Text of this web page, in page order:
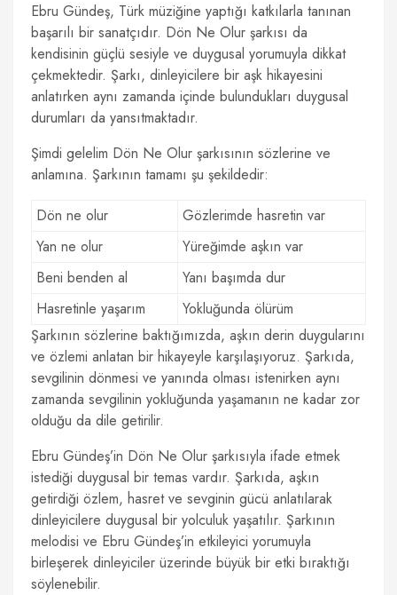
Ebru Gündeş, Türk müziğine yaptığı katkılarla tanınan
başarılı bir sanatçıdır. Dön Ne Olur şarkısı da
kendisinin güçlü sesiyle ve duygusal yorumuyla dikkat
çekmektedir. Şarkı, dinleyicilere bir aşk hikayesini
anlatırken aynı zamanda içinde bulundukları duygusal
durumları da yansıtmaktadır.
Şimdi gelelim Dön Ne Olur şarkısının sözlerine ve
anlamına. Şarkının tamamı şu şekildedir:
Dön ne olur
Gözlerimde hasretin var
Yan ne olur
Yüreğimde aşkın var
Beni benden al
Yanı başımda dur
Hasretinle yaşarım
Yokluğunda ölürüm
Şarkının sözlerine baktığımızda, aşkın derin duygularını
ve özlemi anlatan bir hikayeyle karşılaşıyoruz. Şarkıda,
sevgilinin dönmesi ve yanında olması istenirken aynı
zamanda sevgilinin yokluğunda yaşamanın ne kadar zor
olduğu da dile getirilir.
Ebru Gündeş’in Dön Ne Olur şarkısıyla ifade etmek
istediği duygusal bir temas vardır. Şarkıda, aşkın
getirdiği özlem, hasret ve sevginin gücü anlatılarak
dinleyicilere duygusal bir yolculuk yaşatılır. Şarkının
melodisi ve Ebru Gündeş’in etkileyici yorumuyla
birleşerek dinleyiciler üzerinde büyük bir etki bıraktığı
söylenebilir.